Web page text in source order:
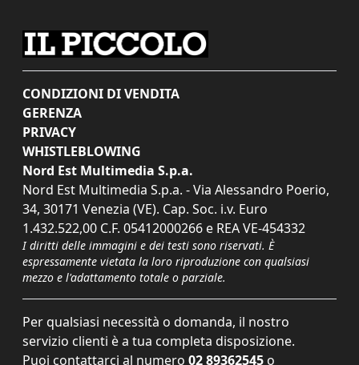
CONDIZIONI DI VENDITA
GERENZA
PRIVACY
WHISTLEBLOWING
Nord Est Multimedia S.p.a.
Nord Est Multimedia S.p.a. - Via Alessandro Poerio,
34, 30171 Venezia (VE). Cap. Soc. i.v. Euro
1.432.522,00 C.F. 05412000266 e REA VE-454332
I diritti delle immagini e dei testi sono riservati. È
espressamente vietata la loro riproduzione con qualsiasi
mezzo e l'adattamento totale o parziale.
Per qualsiasi necessità o domanda, il nostro
servizio clienti è a tua completa disposizione.
Puoi contattarci al numero 02 89362545 o